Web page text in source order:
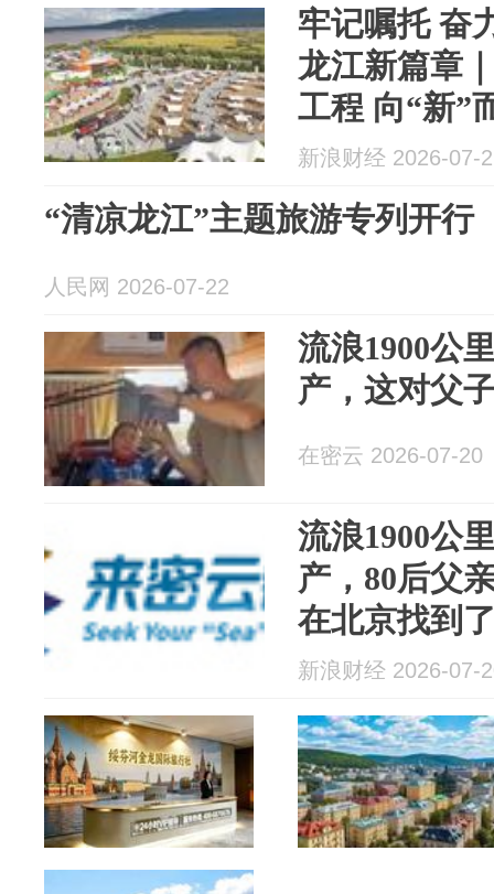
牢记嘱托 奋力谱写中国式现代化
龙江新篇章｜东
工程 向“新
新浪财经 2026-07-
“清凉龙江”主题旅游专列开行
人民网 2026-07-22
流浪1900公
产，这对父
在密云 2026-07-20
流浪1900公
产，80后父
在北京找到
新浪财经 2026-07-